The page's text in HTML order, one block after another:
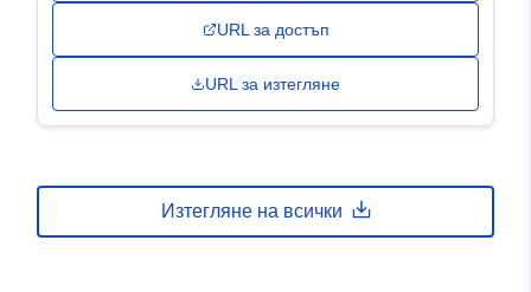
URL за достъп
URL за изтегляне
Изтегляне на всички